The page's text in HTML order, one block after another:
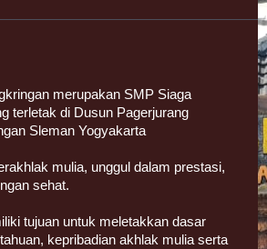
merupakan SMP Siaga
terletak di Dusun Pagerjurang
Sleman Yogyakarta
mulia, unggul dalam prestasi,
sehat.
tujuan untuk meletakkan dasar
kepribadian akhlak mulia serta